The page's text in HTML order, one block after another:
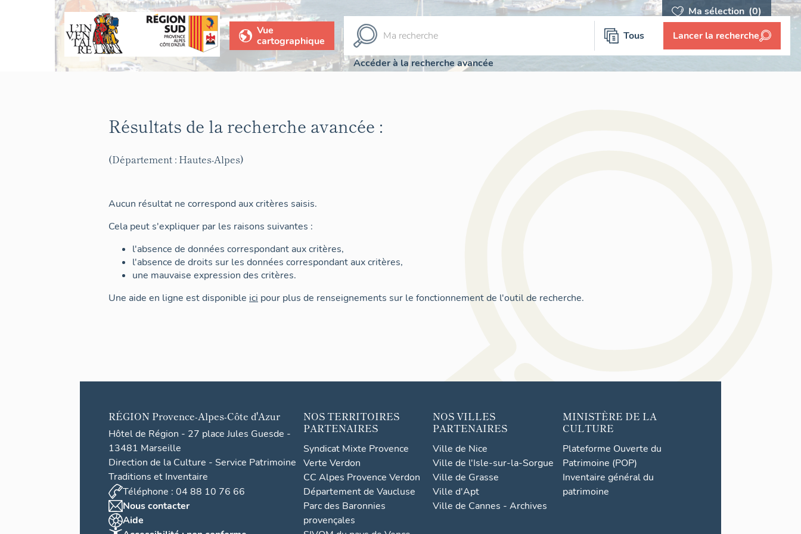
Ma sélection (0)
Vue
cartographique
Tous Lancer la recherche
Accéder à la recherche avancée
Résultats de la recherche avancée :
(Département : Hautes-Alpes)
Aucun résultat ne correspond aux critères saisis.
Cela peut s'expliquer par les raisons suivantes :
l'absence de données correspondant aux critères,
l'absence de droits sur les données correspondant aux critères,
une mauvaise expression des critères.
Une aide en ligne est disponible ici pour plus de renseignements sur le fonctionnement de l'outil de recherche.
RÉGION Provence-Alpes-Côte d'Azur
Hôtel de Région - 27 place Jules Guesde -
13481 Marseille
Direction de la Culture - Service Patrimoine
Traditions et Inventaire
Téléphone : 04 88 10 76 66
Nous contacter
Aide
NOS TERRITOIRES
PARTENAIRES
Syndicat Mixte Provence
Verte Verdon
CC Alpes Provence Verdon
Département de Vaucluse
Parc des Baronnies
provençales
NOS VILLES
PARTENAIRES
Ville de Nice
Ville de l'Isle-sur-la-Sorgue
Ville de Grasse
Ville d'Apt
Ville de Cannes - Archives
MINISTÈRE DE LA
CULTURE
Plateforme Ouverte du
Patrimoine (POP)
Inventaire général du
patrimoine